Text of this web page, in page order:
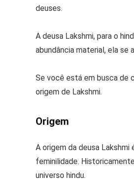
deuses.
A deusa Lakshmi, para o
abundância material, ela se
Se você está em busca de
origem de Lakshmi.
Origem
A origem da deusa
feminilidade.
universo hindu.